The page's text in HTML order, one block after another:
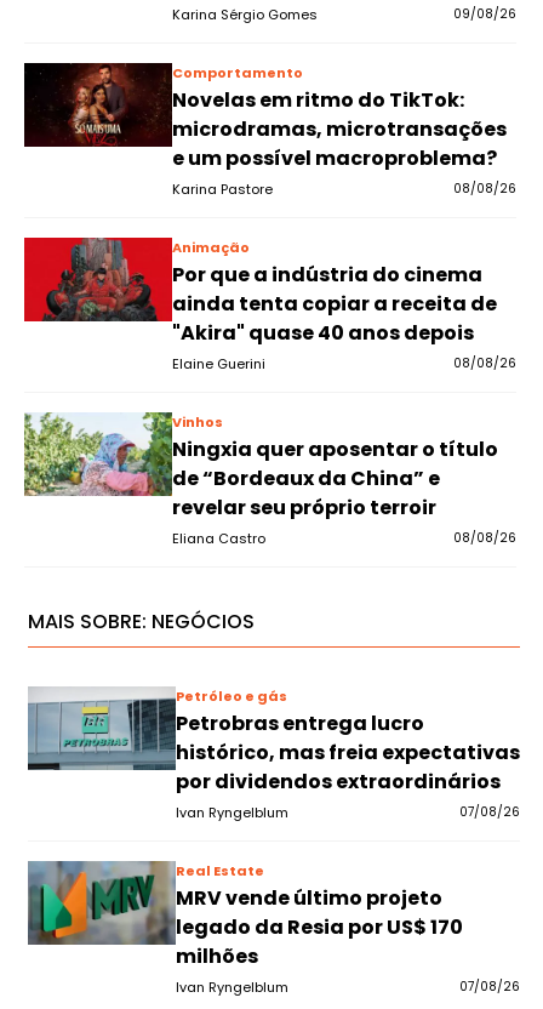
Karina Sérgio Gomes 09/08/26
Comportamento
Novelas em ritmo do TikTok:
microdramas, microtransações
e um possível macroproblema?
Karina Pastore 08/08/26
Animação
Por que a indústria do cinema
ainda tenta copiar a receita de
"Akira" quase 40 anos depois
Elaine Guerini 08/08/26
Vinhos
Ningxia quer aposentar o título
de “Bordeaux da China” e
revelar seu próprio terroir
Eliana Castro 08/08/26
MAIS SOBRE: NEGÓCIOS
Petróleo e gás
Petrobras entrega lucro
histórico, mas freia expectativas
por dividendos extraordinários
Ivan Ryngelblum 07/08/26
Real Estate
MRV vende último projeto
legado da Resia por US$ 170
milhões
Ivan Ryngelblum 07/08/26